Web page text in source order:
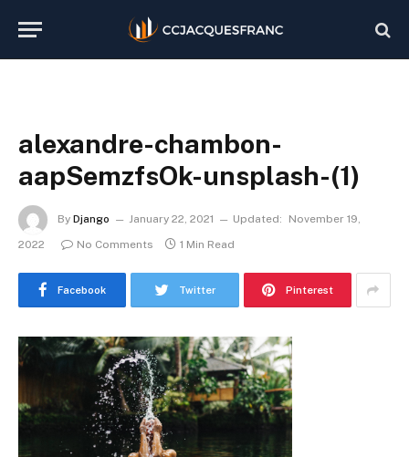
alexandre-chambon-
aapSemzfsOk-unsplash-(1)
By Django January 22, 2021 Updated:
November 19,
2022
No Comments 1 Min Read
Facebook Twitter Pinterest